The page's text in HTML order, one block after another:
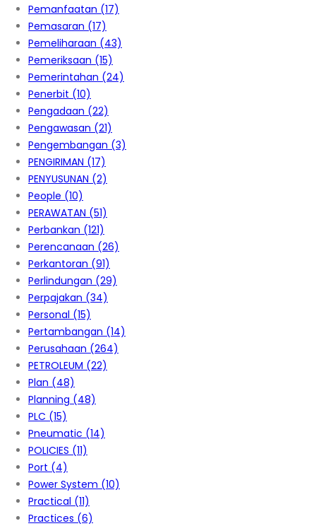
Pemanfaatan (17)
Pemasaran (17)
Pemeliharaan (43)
Pemeriksaan (15)
Pemerintahan (24)
Penerbit (10)
Pengadaan (22)
Pengawasan (21)
Pengembangan (3)
PENGIRIMAN (17)
PENYUSUNAN (2)
People (10)
PERAWATAN (51)
Perbankan (121)
Perencanaan (26)
Perkantoran (91)
Perlindungan (29)
Perpajakan (34)
Personal (15)
Pertambangan (14)
Perusahaan (264)
PETROLEUM (22)
Plan (48)
Planning (48)
PLC (15)
Pneumatic (14)
POLICIES (11)
Port (4)
Power System (10)
Practical (11)
Practices (6)